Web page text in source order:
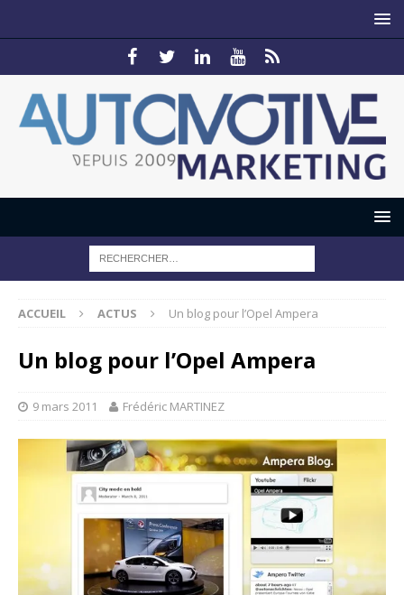
ACCUEIL ACTUS Un blog pour l’Opel Ampera
Un blog pour l’Opel Ampera
9 mars 2011 Frédéric MARTINEZ